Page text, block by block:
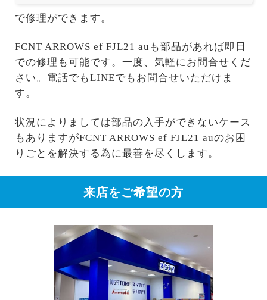
で修理ができます。
FCNT ARROWS ef FJL21 auも部品があれば即日
での修理も可能です。一度、気軽にお問合せくだ
さい。電話でもLINEでもお問合せいただけま
す。
状況によりましては部品の入手ができないケース
もありますがFCNT ARROWS ef FJL21 auのお困
りごとを解決する為に最善を尽くします。
来店をご希望の方